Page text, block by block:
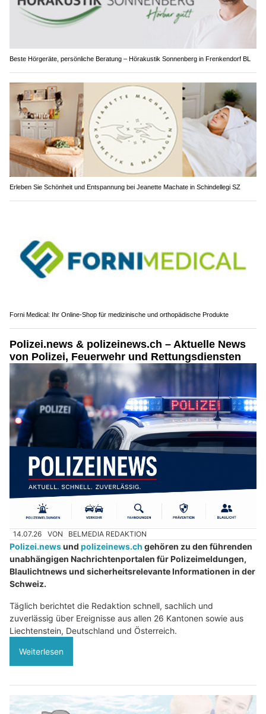
Beste Hörgeräte, persönliche Beratung – Hörakustik Sonnenberg in Frenkendorf BL
Erleben Sie Schönheit und Entspannung bei Jeanette Machate in Schindellegi SZ
Forni Medical: Ihr Online-Shop für medizinische und orthopädische Produkte
Polizei.news & polizeinews.ch – Aktuelle News
von Polizei, Feuerwehr und Rettungsdiensten
14.07.26 VON BELMEDIA REDAKTION
Polizei.newsund polizeinews.ch gehören zu den führenden
unabhängigen Nachrichtenportalen für Polizeimeldungen,
Blaulichtnews und sicherheitsrelevante Informationen in der
Schweiz.
Täglich berichtet die Redaktion schnell, sachlich und
zuverlässig über Ereignisse aus allen 26 Kantonen sowie aus
Liechtenstein, Deutschland und Österreich.
Weiterlesen